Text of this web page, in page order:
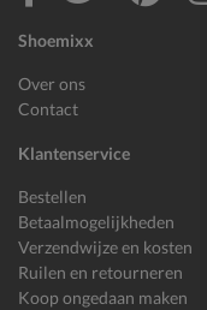
Shoemixx
Over ons
Contact
Klantenservice
Bestellen
Betaalmogelijkheden
Verzendwijze en kosten
Ruilen en retourneren
Koop ongedaan maken